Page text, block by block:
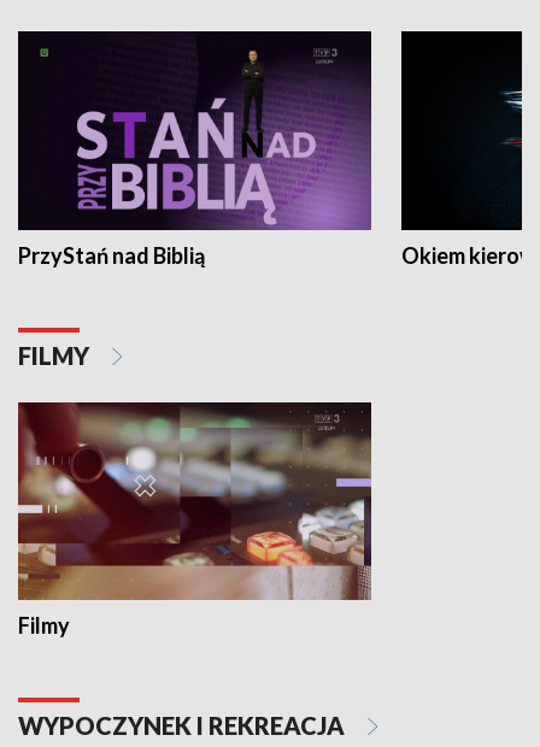
PrzyStań nad Biblią Okiem
FILMY
Filmy
WYPOCZYNEK I REKREACJA